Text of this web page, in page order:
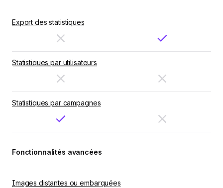
Export des statistiques
Statistiques par utilisateurs
Statistiques par campagnes
Fonctionnalités avancées
Images distantes ou embarquées